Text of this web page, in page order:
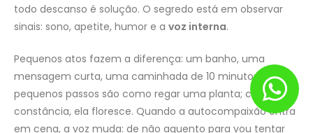
todo descanso é solução. O segredo está em observar
sinais: sono, apetite, humor e a voz interna.
Pequenos atos fazem a diferença: um banho, uma
mensagem curta, uma caminhada de 10 minutos. Esses
pequenos passos são como regar uma planta; com
constância, ela floresce. Quando a autocompaixão entra
em cena, a voz muda: de não aguento para vou tentar